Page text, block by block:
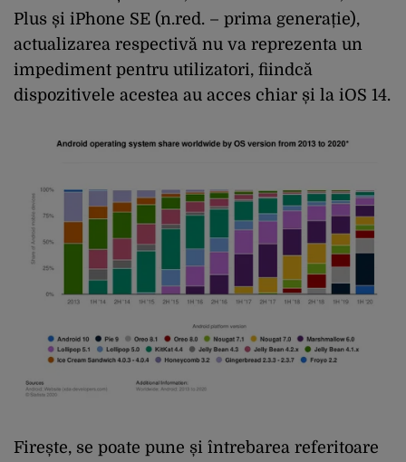
Plus și iPhone SE (n.red. – prima generație),
actualizarea respectivă nu va reprezenta un
impediment pentru utilizatori, fiindcă
dispozitivele acestea au acces chiar și la iOS 14.
Firește, se poate pune și întrebarea referitoare